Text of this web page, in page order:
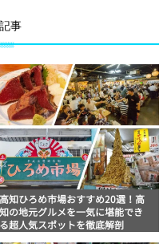
事
高知ひろめ市場おすすめ20選！高
知の地元グルメを一気に堪能でき
る超人気スポットを徹底解剖